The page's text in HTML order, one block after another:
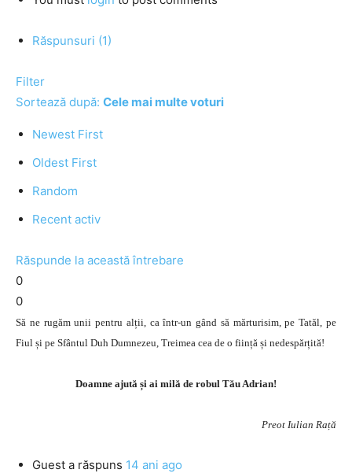
Răspunsuri (1)
Filter
Sortează după: Cele mai multe voturi
Newest First
Oldest First
Random
Recent activ
Răspunde la această întrebare
0
0
Să ne rugăm unii pentru alții, ca într-un gând să mărturisim, pe Tatăl, pe
Fiul și pe Sfântul Duh Dumnezeu, Treimea cea de o ființă și nedespărțită!
Doamne ajută și ai milă de robul Tău Adrian!
Preot Iulian Rață
Guest a răspuns 14 ani ago